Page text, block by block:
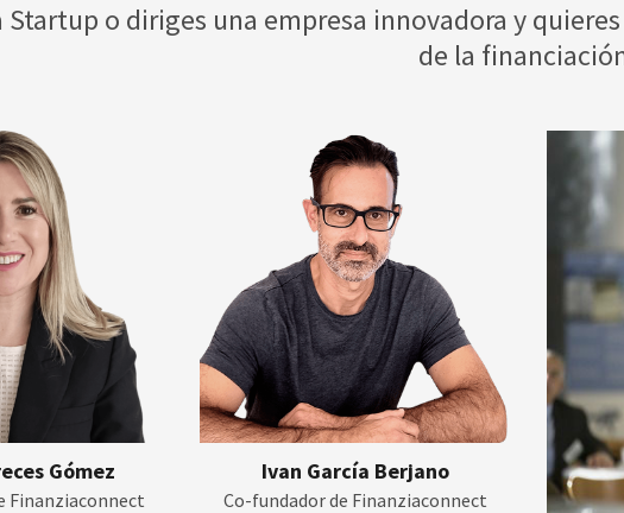
Startup o diriges una empresa innovadora y
de la
Gómez
Finanziaconnect
Ivan García Berjano
Co-fundador de Finanziaconnect